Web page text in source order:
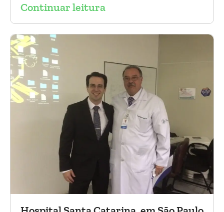
de cirurgia endovascular. O evento também
Amato e do Dr. Adnam Neser.
Continuar leitura